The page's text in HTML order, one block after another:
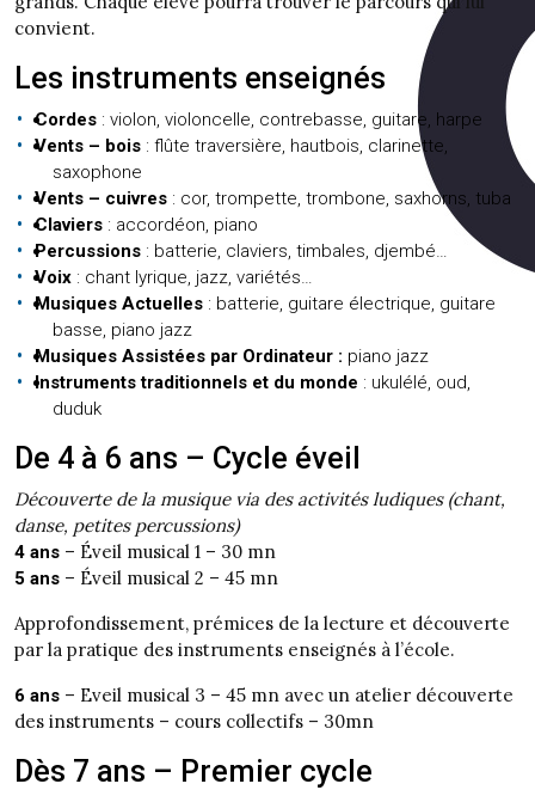
convient.
Les instruments enseignés
Cordes : violon, violoncelle, contrebasse, guitare, harpe
Vents – bois : flûte traversière, hautbois, clarinette,
saxophone
Vents – cuivres : cor, trompette, trombone, saxhorns, tuba
Claviers : accordéon, piano
Percussions : batterie, claviers, timbales, djembé…
Voix : chant lyrique, jazz, variétés…
Musiques Actuelles : batterie, guitare électrique, guitare
basse, piano jazz
Musiques Assistées par Ordinateur : piano jazz
Instruments traditionnels et du monde : ukulélé, oud,
duduk
De 4 à 6 ans – Cycle éveil
Découverte de la musique via des activités ludiques (chant,
danse, petites percussions)
4 ans – Éveil musical 1 – 30 mn
5 ans – Éveil musical 2 – 45 mn
Approfondissement, prémices de la lecture et découverte
par la pratique des instruments enseignés à l’école.
6 ans – Eveil musical 3 – 45 mn avec un atelier découverte
des instruments – cours collectifs – 30mn
Dès 7 ans – Premier cycle